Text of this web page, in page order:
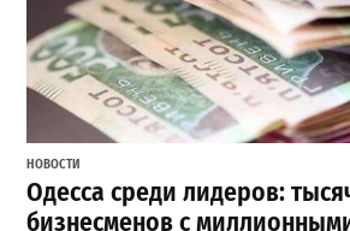
НОВОСТИ
Одесса среди лидеров:
бизнесменов с